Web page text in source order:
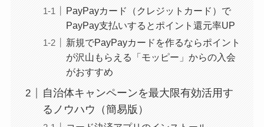
PayPayカード（クレジットカード）で
PayPay支払いするとポイント還元率UP
新規でPayPayカードを作るならポイント
が沢山もらえる「モッピー」からの入会
がおすすめ
自治体キャンペーンを最大限有効活用す
るノウハウ（簡易版）